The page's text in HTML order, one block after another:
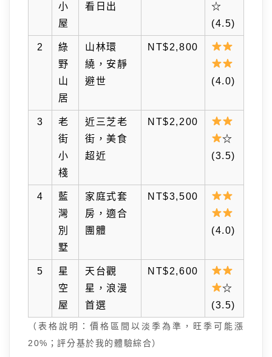
小
屋
看日出
☆
(4.5)
2
綠
野
山
居
山林環
繞，安靜
避世
NT$2,800
(4.0)
3
老
街
小
棧
近三芝老
街，美食
超近
NT$2,200
☆
(3.5)
4
藍
灣
別
墅
家庭式套
房，適合
團體
NT$3,500
(4.0)
5
星
空
屋
天台觀
星，浪漫
首選
NT$2,600
☆
(3.5)
（表格說明：價格區間以淡季為準，旺季可能漲
20%；評分基於我的體驗綜合）